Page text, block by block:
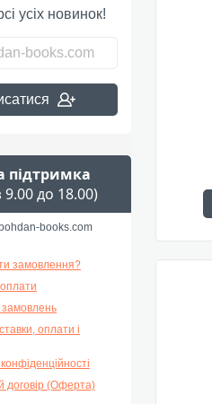
усіх новинок!
підтримка
9.00 до 18.00)
books.com
замовлення?
замовлень
оплати і
договір (Оферта)